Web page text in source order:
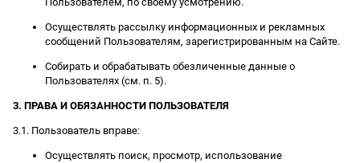
Осуществлять рассылку информационных и рекламных
сообщений Пользователям, зарегистрированным на Сайте.
Собирать и обрабатывать обезличенные данные о
Пользователях (см. п. 5).
3. ПРАВА И ОБЯЗАННОСТИ ПОЛЬЗОВАТЕЛЯ
3.1. Пользователь вправе:
Осуществлять поиск, просмотр, использование